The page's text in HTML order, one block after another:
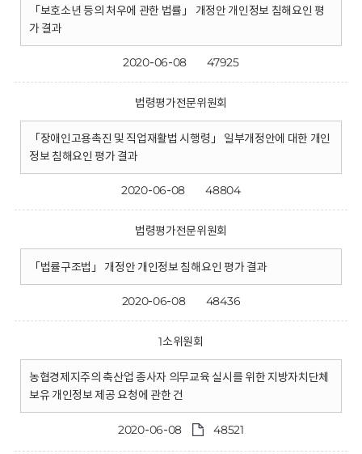
「보호소년 등의 처우에 관한 법률」 개정안 개인정보 침해요인 평
가 결과
2020-06-08 47925
법령평가전문위원회
「장애인고용촉진 및 직업재활법 시행령」 일부개정안에 대한 개인
정보 침해요인 평가 결과
2020-06-08 48804
법령평가전문위원회
「법률구조법」 개정안 개인정보 침해요인 평가 결과
2020-06-08 48436
1소위원회
농협경제지주의 축산업 종사자 의무교육 실시를 위한 지방자치단체
보유 개인정보 제공 요청에 관한 건
2020-06-08 48521